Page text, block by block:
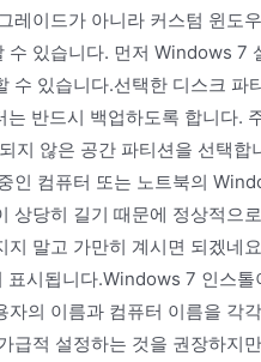
레이드가 아니라 커스텀 윈도
수 있습니다. 먼저 Windows 7
수 있습니다.선택한 디스크 파
반드시 백업하도록 합니다.
지 않은 공간 파티션을 선택
인 컴퓨터 또는 노트북의
상당히 길기 때문에 정상적으
말고 가만히 계시면 되겠네
시됩니다.Windows 7 인스
의 이름과 컴퓨터 이름을 각
급적 설정하는 것을 권장하지